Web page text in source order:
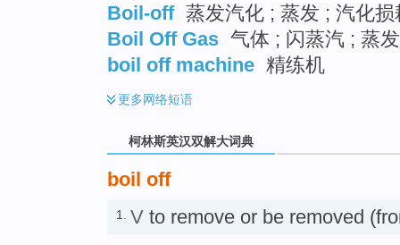
Boil-off 蒸发汽化 ; 蒸发 ; 汽化损
Boil Off Gas 气体 ; 闪蒸汽 ; 蒸
boil off machine 精练机
更多网络短语
柯林斯英汉双解大词典
boil off
1. V to remove or be removed